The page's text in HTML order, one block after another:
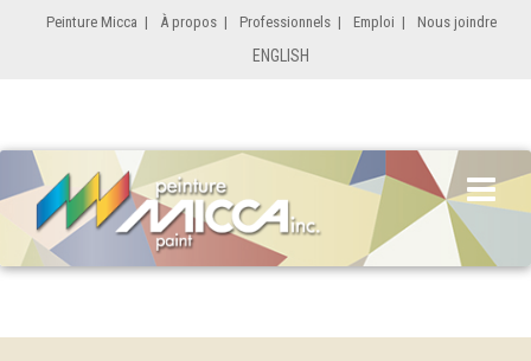
Peinture Micca | À propos | Professionnels | Emploi | Nous joindre
ENGLISH